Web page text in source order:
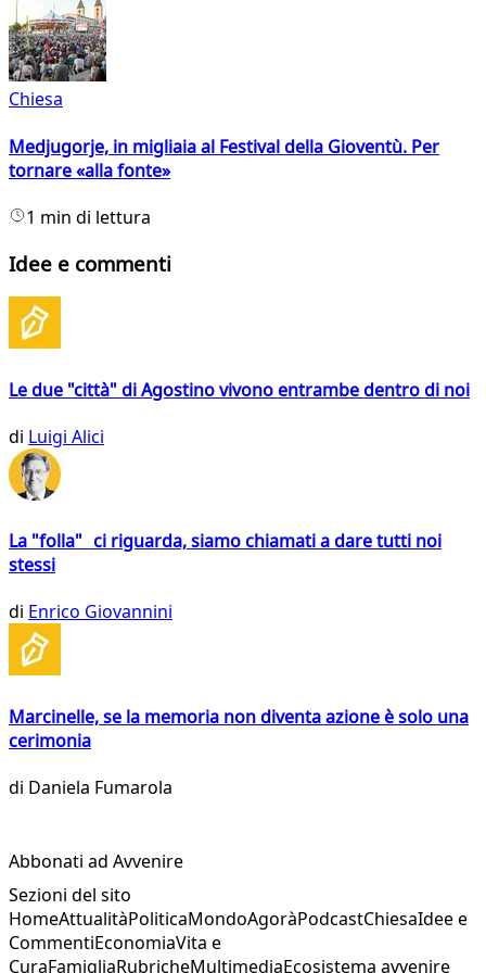
Chiesa
Medjugorje, in migliaia al Festival della Gioventù. Per
tornare «alla fonte»
1 min di lettura
Idee e commenti
Le due "città" di Agostino vivono entrambe dentro di noi
di Luigi Alici
La "folla" ci riguarda, siamo chiamati a dare tutti noi
stessi
di Enrico Giovannini
Marcinelle, se la memoria non diventa azione è solo una
cerimonia
di Daniela Fumarola
Abbonati ad Avvenire
Sezioni del sito
HomeAttualitàPoliticaMondoAgoràPodcastChiesaIdee e
CommentiEconomiaVita e
CuraFamigliaRubricheMultimediaEcosistema avvenire